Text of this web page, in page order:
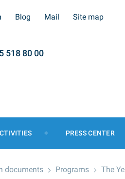
Blog Mail Site map
518 80 00
PRESS CENTER
documents Programs The